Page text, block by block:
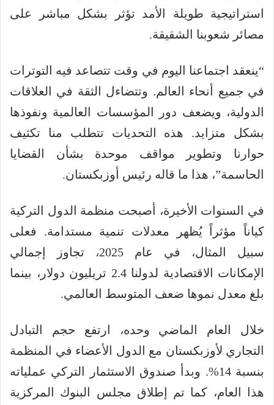
استراتيجية طويلة الأمد تؤثر بشكل مباشر على
مصائر شعوبنا الشقيقة.
“ينعقد اجتماعنا اليوم في وقت تتصاعد فيه التوترات
في جميع أنحاء العالم. وتتضاءل الثقة في العلاقات
الدولية، ويضعف دور المؤسسات العالمية ونفوذها
بشكل متزايد. هذه التحديات تتطلب منا تكثيف
حوارنا وتطوير مواقف موحدة بشأن القضايا
الحاسمة”، هذا ما قاله رئيس أوزبكستان.
في السنوات الأخيرة، أصبحت منظمة الدول التركية
كياناً مؤثراً يُظهر معدلات تنمية مستدامة. فعلى
سبيل المثال، في عام 2025، تجاوز إجمالي
الإمكانات الاقتصادية لدولنا 2.4 تريليون دولار، بينما
بلغ معدل نموها ضعف المتوسط ​​العالمي.
خلال العام الماضي وحده، ارتفع حجم التبادل
التجاري لأوزبكستان مع الدول الأعضاء في المنظمة
بنسبة 14%. وبدأ صندوق الاستثمار التركي عملياته
هذا العام، كما تم إطلاق مجلس البنوك المركزية